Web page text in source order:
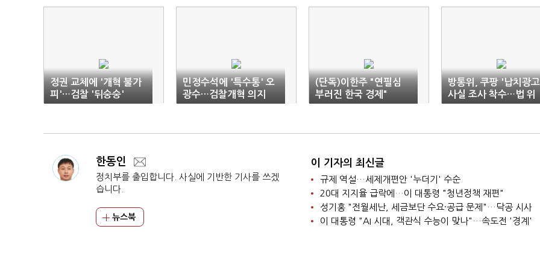
정권 교체에 '개혁 불가
피'…검찰 '뒤숭숭'
민정수석에 '특수통' 오
광수…검찰개혁 의지
'의문'
(단독)이한주 "연필심
부러진 한국 경제"
방통위, 쿠팡 '납치광
사실 조사 착수…법 위
반 여부 검토
한동인
정치부를 출입합니다. 사실에 기반한 기사를 쓰겠
습니다.
뉴스북
이 기자의 최신글
규제 역설…세제개편안 '누더기' 수순
20대 지지율 급락에…이 대통령 "청년정책 재편"
성기홍 "전월세난, 세금보단 수요·공급 문제"…닥공 시사
이 대통령 "AI 시대, 객관식 수능이 맞나"…속도전 '경계'